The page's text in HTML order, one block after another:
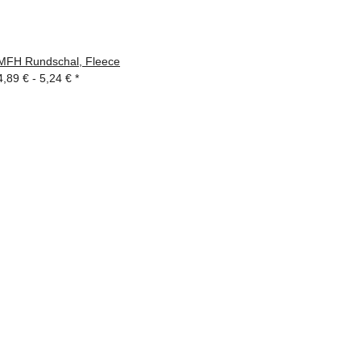
Rundschal, Fleece
€ - 5,24 € *